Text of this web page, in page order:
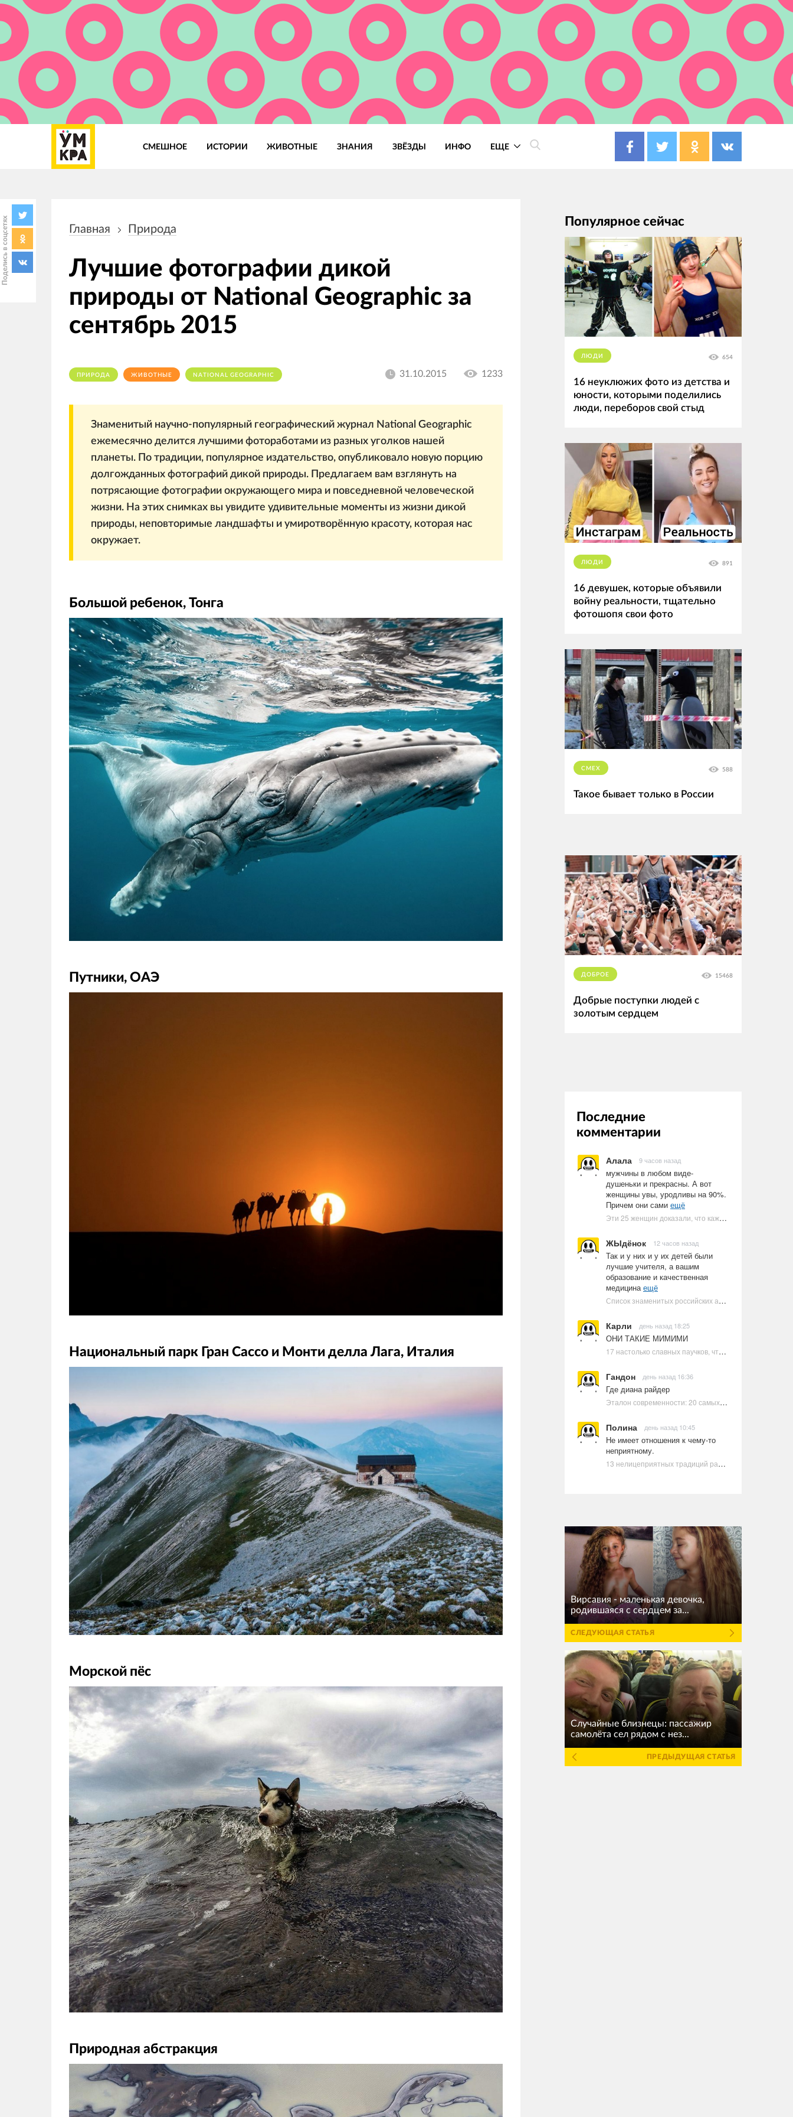
СМЕШНОЕ ИСТОРИИ ЖИВОТНЫЕ ЗНАНИЯ ЗВЁЗДЫ ИНФО ЕЩЕ
Поделись в соцсетях навигации
Главная Природа
Лучшие фотографии дикой
природы от National Geographic за
сентябрь 2015
ПРИРОДА ЖИВОТНЫЕ NATIONAL GEOGRAPHIC 31.10.2015 1233
Знаменитый научно-популярный географический журнал National Geographic
ежемесячно делится лучшими фотоработами из разных уголков нашей
планеты. По традиции, популярное издательство, опубликовало новую порцию
долгожданных фотографий дикой природы. Предлагаем вам взглянуть на
потрясающие фотографии окружающего мира и повседневной человеческой
жизни. На этих снимках вы увидите удивительные моменты из жизни дикой
природы, неповторимые ландшафты и умиротворённую красоту, которая нас
окружает.
Большой ребенок, Тонга
Путники, ОАЭ
Национальный парк Гран Сассо и Монти делла Лага, Италия
Морской пёс
Природная абстракция
Популярное сейчас
ЛЮДИ 654
16 неуклюжих фото из детства и
юности, которыми поделились
люди, переборов свой стыд
ЛЮДИ 891
16 девушек, которые объявили
войну реальности, тщательно
фотошопя свои фото
СМЕХ 588
Такое бывает только в России
ДОБРОЕ 15468
Добрые поступки людей с
золотым сердцем
Последние
комментарии
Алала 9 часов назад
мужчины в любом виде-
душеньки и прекрасны. А вот
женщины увы, уродливы на 90%.
Причем они сами ещё
Эти 25 женщин доказали, что каждое тело имеет право быть в бикини
ЖЫдёнок 12 часов назад
Так и у них и у их детей были
лучшие учителя, а вашим
образование и качественная
медицинаещё
Список знаменитых российских артистов-евреев | Ультрамарин
Карли день назад 18:25
ОНИ ТАКИЕ МИМИМИ
17 настолько славных паучков, что даже у арахнофобов появится желание их погладить
Гандон день назад 16:36
Где диана райдер
Эталон современности: 20 самых красивых и привлекательных актрис Голливуда, по мнению Google | Ультрамарин
Полина день назад 10:45
Не имеет отношения к чему-то
неприятному.
13 нелицеприятных традиций разных стран, которые могут шокировать неподготовленного человека
Вирсавия - маленькая девочка,
родившаяся с сердцем за...
СЛЕДУЮЩАЯ СТАТЬЯ
Случайные близнецы: пассажир
самолёта сел рядом с нез...
ПРЕДЫДУЩАЯ СТАТЬЯ